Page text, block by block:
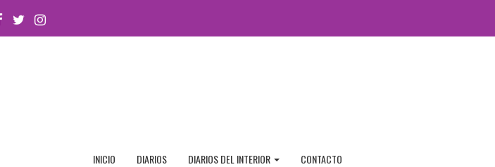
FACEBOOK
TWITTERINSTAGRAM
INICIO DIARIOS DIARIOS DEL INTERIOR CONTACTO